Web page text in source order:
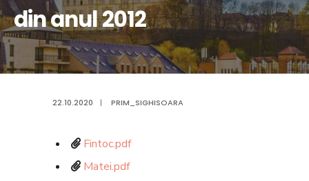
din anul 2012
22.10.2020 | PRIM_SIGHISOARA
Fintoc.pdf
Matei.pdf